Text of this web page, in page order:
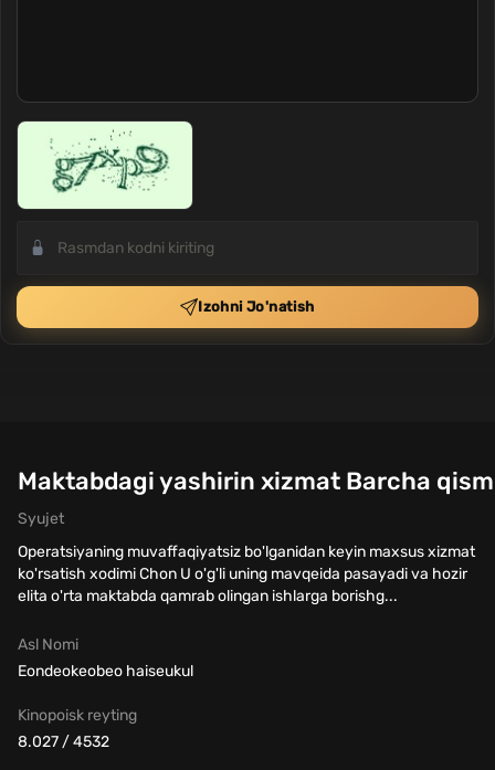
Izohni Jo'natish
Maktabdagi yashirin xizmat Barcha
Syujet
Operatsiyaning muvaffaqiyatsiz bo'lganidan keyin maxsus xizmat
ko'rsatish xodimi Chon U o'g'li uning mavqeida pasayadi va hozir
elita o'rta maktabda qamrab olingan ishlarga borishg...
Asl Nomi
Eondeokeobeo haiseukul
Kinopoisk reyting
8.027 / 4532